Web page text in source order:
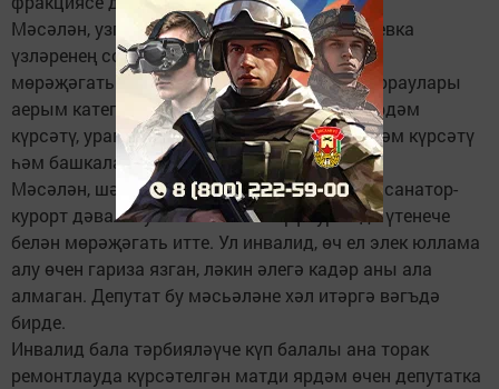
Мәсәлән, узган чәршәмбе көнне Фоат Вәлиевка
үзләренең сораулары белән унга якын кеше
мөрәҗәгать итте. Районда яшәүчеләрнең сораулары
аерым категория гражданнарга адреслы ярдәм
күрсәтү, урамнарны асфальтлау, матди ярдәм күрсәтү
һәм башкалар турында булды.
Мәсәлән, шәһәрдә яшәүче берәү депутатка санатор-
курорт дәвалануына юллама бирү турында үтенече
белән мөрәҗәгать итте. Ул инвалид, өч ел элек юллама
алу өчен гариза язган, ләкин әлегә кадәр аны ала
алмаган. Депутат бу мәсьәләне хәл итәргә вәгъдә
бирде.
Инвалид бала тәрбияләүче күп балалы ана торак
ремонтлауда күрсәтелгән матди ярдәм өчен депутатка